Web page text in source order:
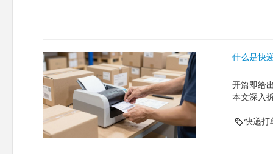
什么是快
开篇即给
本文深入
快递打